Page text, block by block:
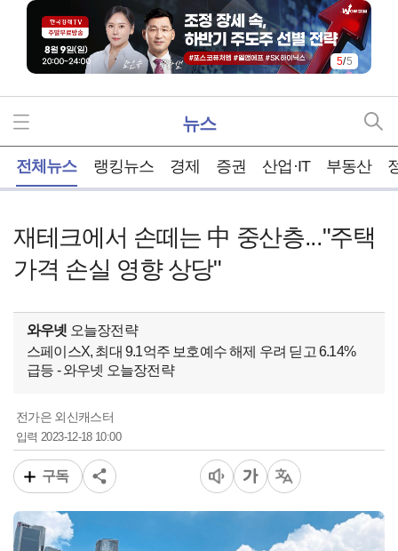
5/5
뉴스
전체뉴스 랭킹뉴스 경제 증권 산업·IT 부동산
재테크에서 손떼는 中 중산층..."주택
가격 손실 영향 상당"
와우넷 오늘장전략
스페이스X, 최대 9.1억주 보호예수 해제 우려 딛고 6.14%
급등 - 와우넷 오늘장전략
전가은 외신캐스터
입력2023-12-18 10:00
구독